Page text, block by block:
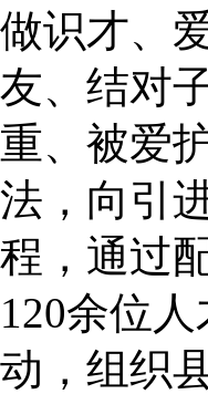
做识才、
友、结对
重、被爱
法，向引
程，通过
120余位
动，组织